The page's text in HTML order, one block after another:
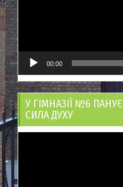
00:00
У ГІМНАЗІЇ №6
СИЛА ДУХУ